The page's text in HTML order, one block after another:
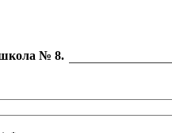
школа № 8.